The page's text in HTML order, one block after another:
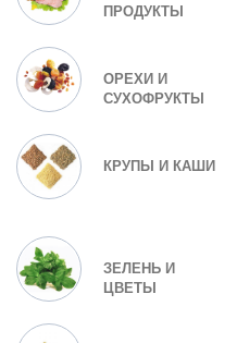
ПРОДУКТЫ
ОРЕХИ И
СУХОФРУКТЫ
КРУПЫ И КАШИ
ЗЕЛЕНЬ И
ЦВЕТЫ